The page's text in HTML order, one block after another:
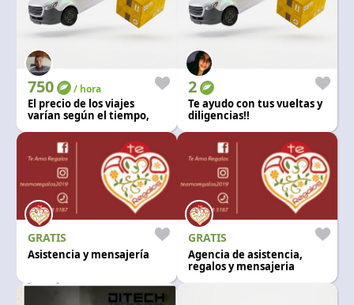
750 / hora
El precio de los viajes
varían según el tiempo,
pasajeros. Auto 0km color
negro.
2
Te ayudo con tus vueltas y
diligencias!!
GRATIS
Asistencia y mensajería
GRATIS
Agencia de asistencia,
regalos y mensajeria